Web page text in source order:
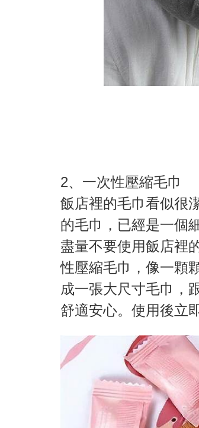
2、一次性壓縮毛巾
飯店裡的毛巾看似很
的毛巾，已經是一個
盡量不要使用飯店裡
性壓縮毛巾，像一顆
成一張大尺寸毛巾，
舒適安心。使用後立